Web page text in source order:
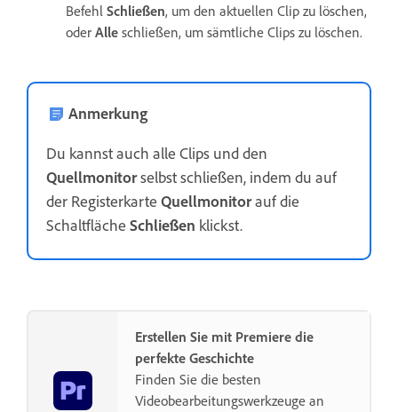
Befehl Schließen, um den aktuellen Clip zu löschen,
oder Alle schließen, um sämtliche Clips zu löschen.
Anmerkung
Du kannst auch alle Clips und den
Quellmonitorselbst schließen, indem du auf
der Registerkarte Quellmonitorauf die
Schaltfläche Schließen klickst.
Erstellen Sie mit Premiere die
perfekte Geschichte
Finden Sie die besten
Videobearbeitungswerkzeuge an